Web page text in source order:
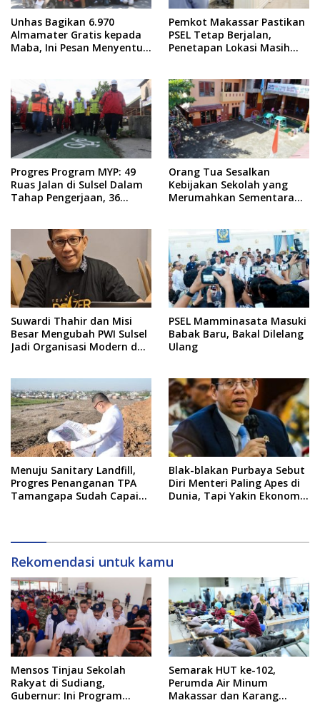
Unhas Bagikan 6.970
Almamater Gratis kepada
Maba, Ini Pesan Menyentuh
Pemkot Makassar Pastikan
PSEL Tetap Berjalan,
Penetapan Lokasi Masih
Progres Program MYP: 49
Ruas Jalan di Sulsel Dalam
Tahap Pengerjaan, 36
Orang Tua Sesalkan
Kebijakan Sekolah yang
Merumahkan Sementara
Suwardi Thahir dan Misi
Besar Mengubah PWI Sulsel
Jadi Organisasi Modern dan
PSEL Mamminasata Masuki
Babak Baru, Bakal Dilelang
Ulang
Menuju Sanitary Landfill,
Progres Penanganan TPA
Tamangapa Sudah Capai
Blak-blakan Purbaya Sebut
Diri Menteri Paling Apes di
Dunia, Tapi Yakin Ekonomi
Rekomendasi untuk kamu
Mensos Tinjau Sekolah
Rakyat di Sudiang,
Gubernur: Ini Program
Semarak HUT ke-102,
Perumda Air Minum
Makassar dan Karang